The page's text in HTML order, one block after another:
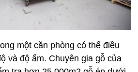
một căn phòng có thể điều
và độ ẩm. Chuyên gia gỗ của